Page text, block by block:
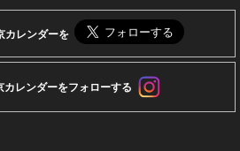
カレンダーを
レンダーをフォローする